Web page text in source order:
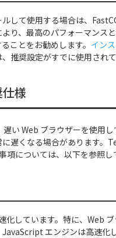
して使用する場合は、
り、最高のパフォーマンス
ことをお勧めします。 イン
推奨設定がすでに使用されて
様
い Web ブラウザーを使用
遅くなる場合があります。
については、以下を参照し
化しています。特に、Web
エンジンは高速化